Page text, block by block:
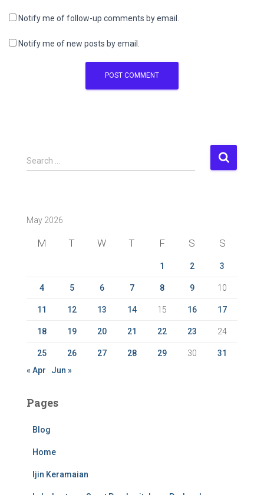
Notify me of follow-up comments by email.
Notify me of new posts by email.
S
e
h
Search …
May 2026
M T W T F S S
1 2 3
4 5 6 7 8 9 10
11 12 13 14 15 16 17
18 19 20 21 22 23 24
25 26 27 28 29 30
31
« Apr
Jun »
Pages
Blog
Home
Ijin Keramaian